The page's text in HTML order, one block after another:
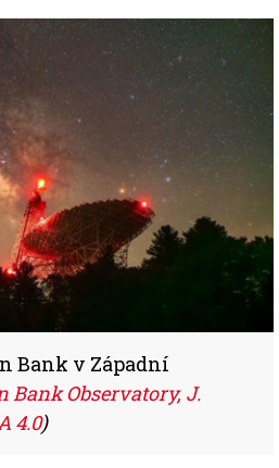
Bank v Západní
Bank Observatory, J.
4.0)